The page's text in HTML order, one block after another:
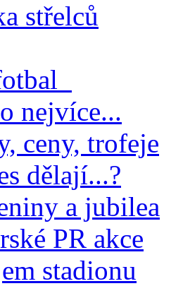
střelců
nejvíce...
ceny, trofeje
dělají...?
a jubilea
PR akce
stadionu